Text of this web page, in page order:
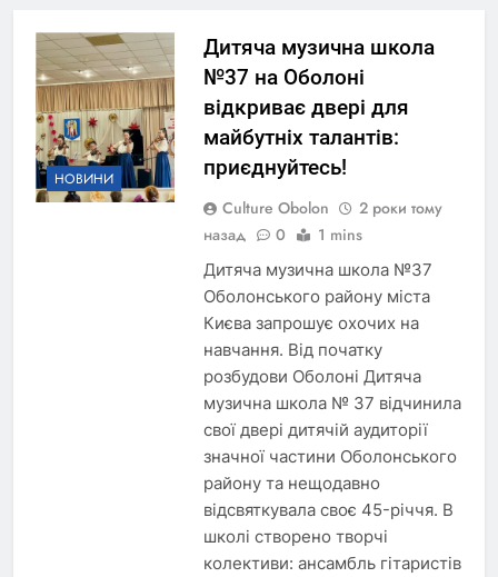
НОВИНИ
Дитяча музична школа
№37 на Оболоні
відкриває двері для
майбутніх талантів:
приєднуйтесь!
Culture Obolon
2 роки тому
назад
0 1 mins
Дитяча музична школа №37
Оболонського району міста
Києва запрошує охочих на
навчання. Від початку
розбудови Оболоні Дитяча
музична школа № 37 відчинила
свої двері дитячій аудиторії
значної частини Оболонського
району та нещодавно
відсвяткувала своє 45-річчя. В
школі створено творчі
колективи: ансамбль гітаристів